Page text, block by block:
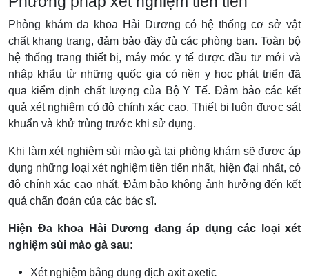
Phòng khám đa khoa Hải Dương có hệ thống cơ sở vật
chất khang trang, đảm bảo đầy đủ các phòng ban. Toàn bộ
hệ thống trang thiết bị, máy móc y tế được đầu tư mới và
nhập khẩu từ những quốc gia có nền y học phát triển đã
qua kiểm định chất lượng của Bộ Y Tế. Đảm bảo các kết
quả xét nghiệm có độ chính xác cao. Thiết bị luôn được sát
khuẩn và khử trùng trước khi sử dụng.
Khi làm xét nghiệm sùi mào gà tại phòng khám sẽ được áp
dụng những loại xét nghiệm tiên tiến nhất, hiện đại nhất, có
độ chính xác cao nhất. Đảm bảo không ảnh hưởng đến kết
quả chẩn đoán của các bác sĩ.
Hiện Đa khoa Hải Dương đang áp dụng các loại xét
nghiệm sùi mào gà sau:
Xét nghiệm bằng dung dịch axit axetic